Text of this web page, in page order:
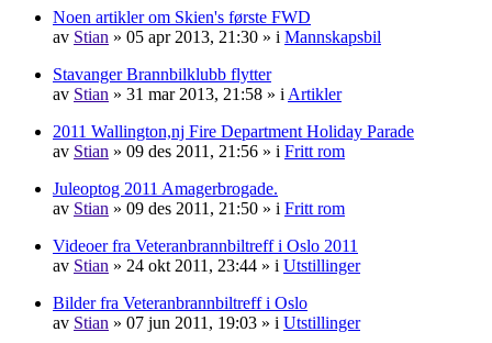
Noen artikler om Skien's første FWD
av Stian » 05 apr 2013, 21:30 » i Mannskapsbil
Stavanger Brannbilklubb flytter
av Stian » 31 mar 2013, 21:58 » iArtikler
2011 Wallington,nj Fire Department Holiday Parade
av Stian » 09 des 2011, 21:56 » i Fritt rom
Juleoptog 2011 Amagerbrogade.
av Stian » 09 des 2011, 21:50 » i Fritt rom
Videoer fra Veteranbrannbiltreff i Oslo 2011
av Stian » 24 okt 2011, 23:44 » i Utstillinger
Bilder fra Veteranbrannbiltreff i Oslo
av Stian » 07 jun 2011, 19:03 » i Utstillinger